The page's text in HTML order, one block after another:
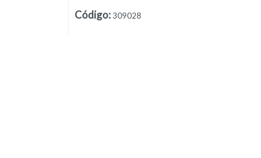
Código: 309028
Lista vacía